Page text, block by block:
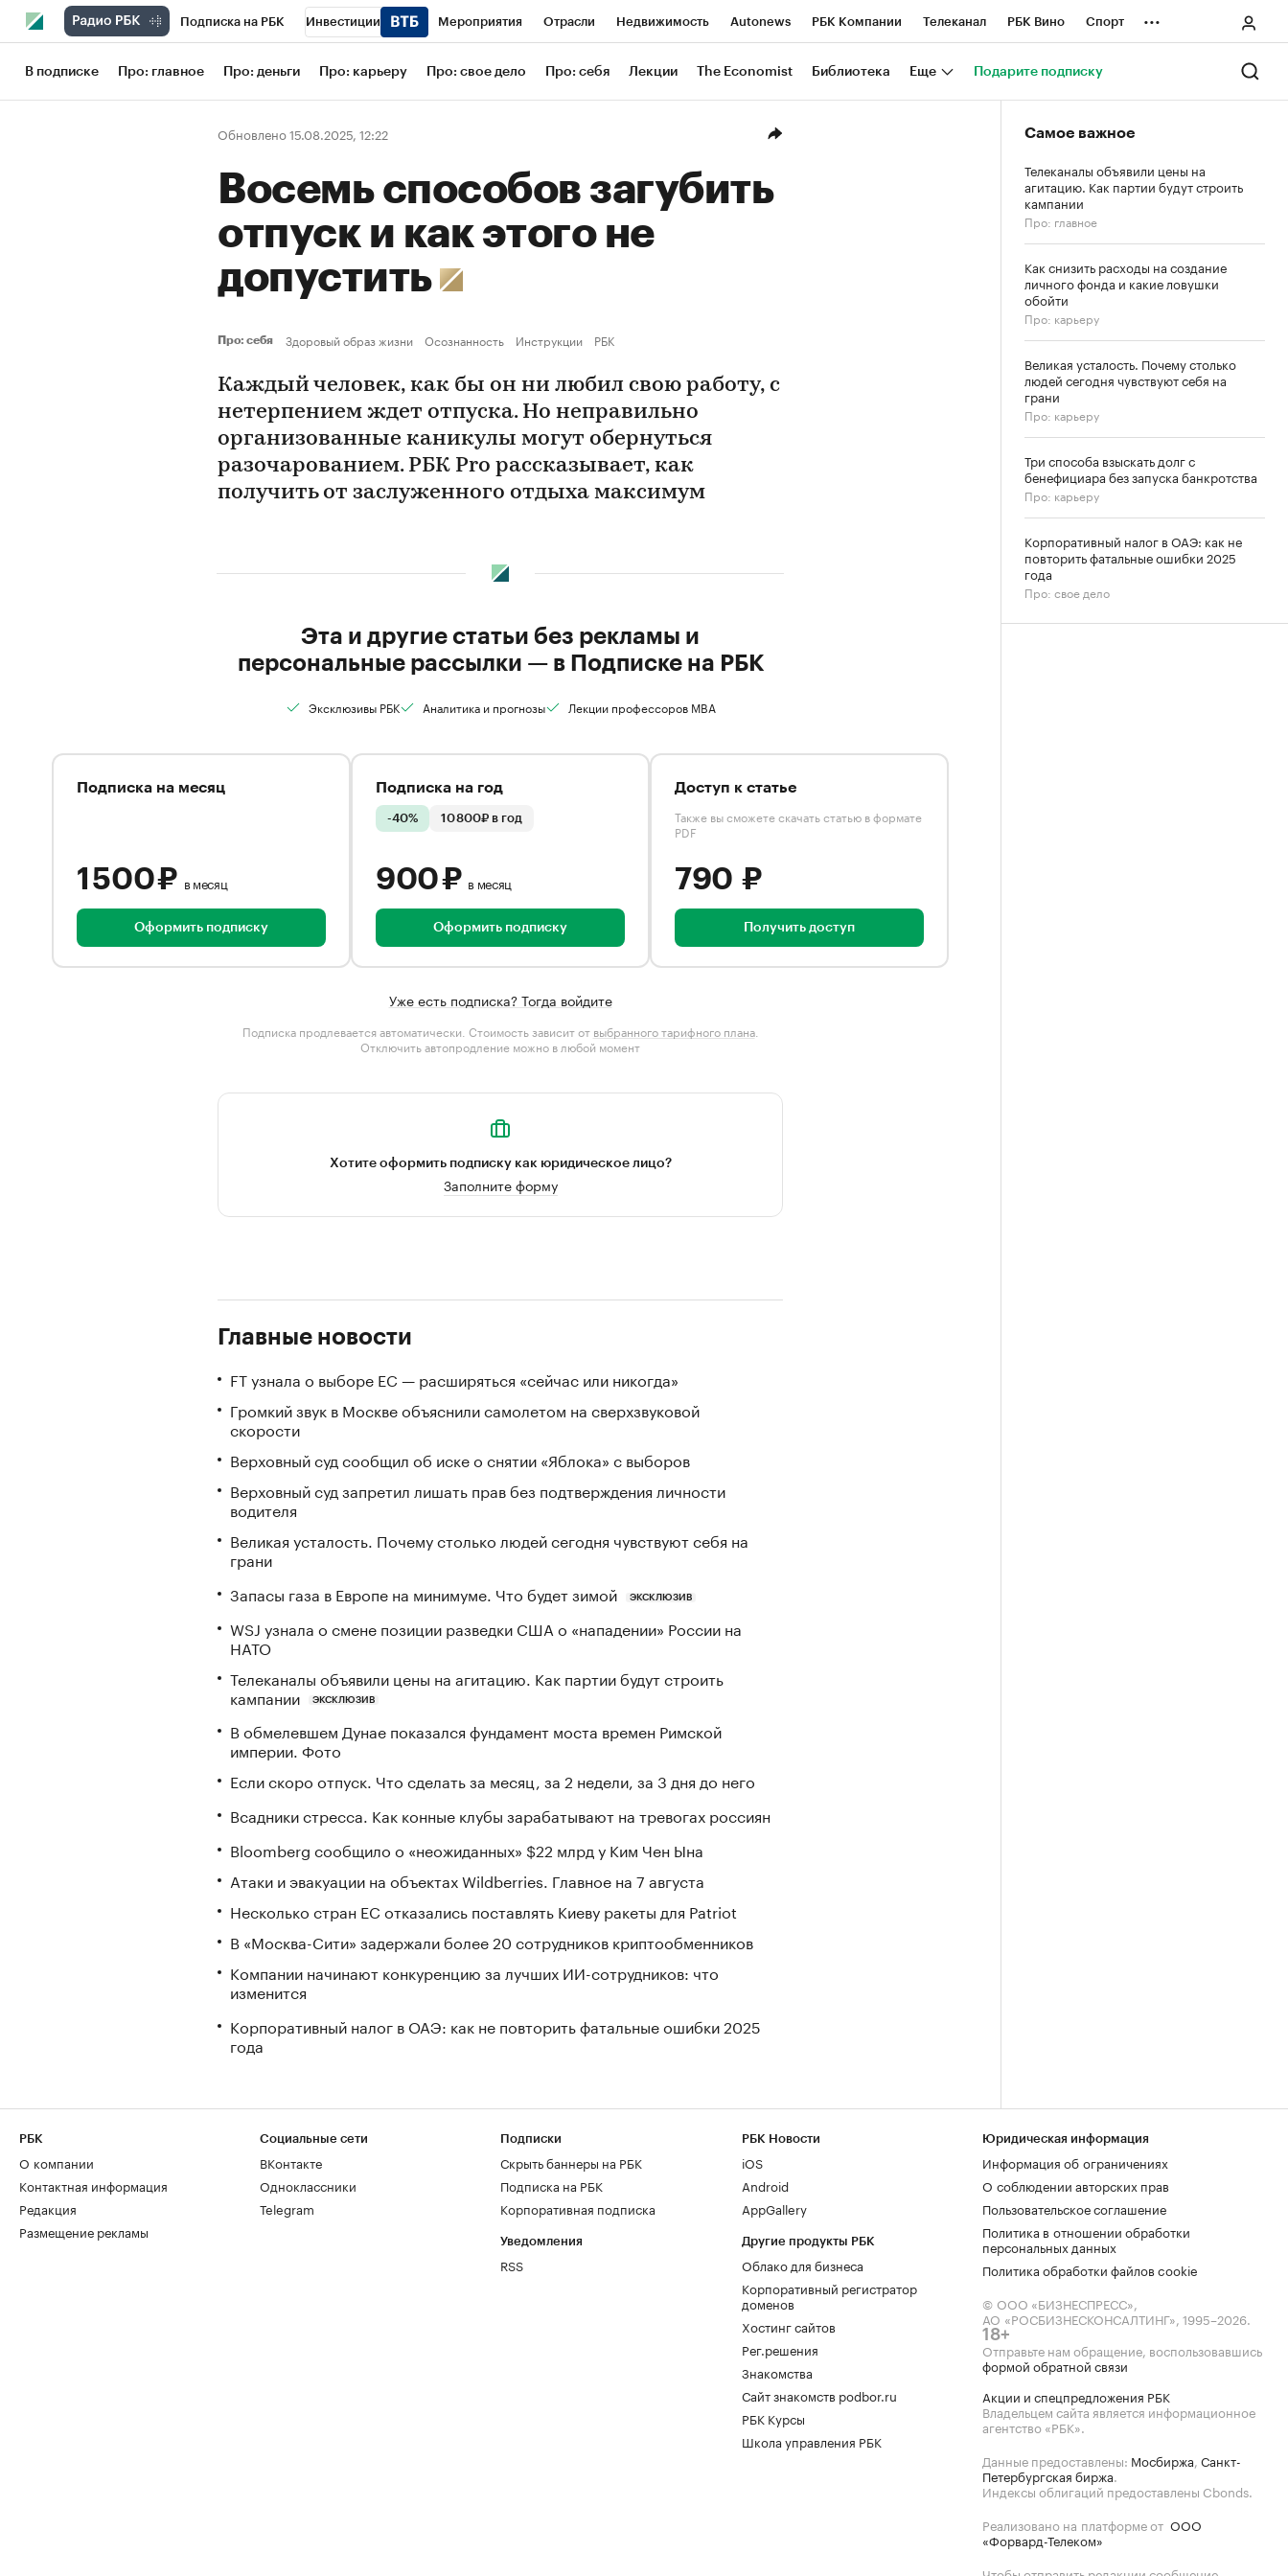
Подписка на РБК Инвестиции Мероприятия Отрасли Недвижимость Autonews РБК Компании Телеканал РБК Вино Спорт
Школа управления РБК РБК Образование РБК Life Тренды Визионеры Национальные проекты Город
Рынок наличной валюты
...
В подписке Про: главное Про: деньги Про: карьеру Про: свое дело Про: себя Лекции The Economist Библиотека Еще Подарите подписку
Обновлено 15.08.2025, 12:22
Восемь способов загубить
отпуск и как этого не
допустить
Про: себя Здоровый образ жизни Осознанность Инструкции РБК
Каждый человек, как бы он ни любил свою работу, с
нетерпением ждет отпуска. Но неправильно
организованные каникулы могут обернуться
разочарованием. РБК Pro рассказывает, как
получить от заслуженного отдыха максимум
Эта и другие статьи без рекламы и
персональные рассылки — в Подписке на РБК
Эксклюзивы РБК Аналитика и прогнозы Лекции профессоров MBA
Подписка на месяц
1 500 ₽ в месяц
Оформить подписку
Подписка на год
-40% 10 800₽ в год
900 ₽ в месяц
Оформить подписку
Доступ к статье
Также вы сможете скачать статью в формате
PDF
790 ₽
Получить доступ
Уже есть подписка? Тогда войдите
Подписка продлевается автоматически. Стоимость зависит от выбранного тарифного плана.
Отключить автопродление можно в любой момент
Хотите оформить подписку как юридическое лицо?
Заполните форму
Главные новости
FT узнала о выборе ЕС — расширяться «сейчас или никогда»
Громкий звук в Москве объяснили самолетом на сверхзвуковой
скорости
Верховный суд сообщил об иске о снятии «Яблока» с выборов
Верховный суд запретил лишать прав без подтверждения личности
водителя
Великая усталость. Почему столько людей сегодня чувствуют себя на
грани
Запасы газа в Европе на минимуме. Что будет зимой
ЭКСКЛЮЗИВ
WSJ узнала о смене позиции разведки США о «нападении» России на
НАТО
Телеканалы объявили цены на агитацию. Как партии будут строить
кампании
ЭКСКЛЮЗИВ
В обмелевшем Дунае показался фундамент моста времен Римской
империи. Фото
Если скоро отпуск. Что сделать за месяц, за 2 недели, за 3 дня до него
Всадники стресса. Как конные клубы зарабатывают на тревогах россиян
Bloomberg сообщило о «неожиданных» $22 млрд у Ким Чен Ына
Атаки и эвакуации на объектах Wildberries. Главное на 7 августа
Несколько стран ЕС отказались поставлять Киеву ракеты для Patriot
В «Москва-Сити» задержали более 20 сотрудников криптообменников
Компании начинают конкуренцию за лучших ИИ-сотрудников: что
изменится
Корпоративный налог в ОАЭ: как не повторить фатальные ошибки 2025
года
Самое важное
Телеканалы объявили цены на
агитацию. Как партии будут строить
кампании
Про: главное
Как снизить расходы на создание
личного фонда и какие ловушки
обойти
Про: карьеру
Великая усталость. Почему столько
людей сегодня чувствуют себя на
грани
Про: карьеру
Три способа взыскать долг с
бенефициара без запуска банкротства
Про: карьеру
Корпоративный налог в ОАЭ: как не
повторить фатальные ошибки 2025
года
Про: свое дело
РБК
О компании
Контактная информация
Редакция
Размещение рекламы
Социальные сети
ВКонтакте
Одноклассники
Telegram
Подписки
Скрыть баннеры на РБК
Подписка на РБК
Корпоративная подписка
Уведомления
RSS
РБК Новости
iOS
Android
AppGallery
Другие продукты РБК
Облако для бизнеса
Корпоративный регистратор
доменов
Хостинг сайтов
Рег.решения
Знакомства
Сайт знакомств podbor.ru
РБК Курсы
Школа управления РБК
Юридическая информация
Информация об ограничениях
О соблюдении авторских прав
Пользовательское соглашение
Политика в отношении обработки
персональных данных
Политика обработки файлов cookie
© ООО «БИЗНЕСПРЕСС»,
АО «РОСБИЗНЕСКОНСАЛТИНГ», 1995–2026.
18+
Отправьте нам обращение, воспользовавшись
формой обратной связи
Акции и спецпредложения РБК
Владельцем сайта является информационное
агентство «РБК».
Данные предоставлены: Мосбиржа, Санкт-
Петербургская биржа.
Индексы облигаций предоставлены Cbonds.
Реализовано на платформе от ООО
«Форвард-Телеком»